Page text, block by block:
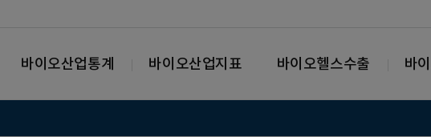
바이오산업통계 바이오산업지표 바이오헬스수출 바